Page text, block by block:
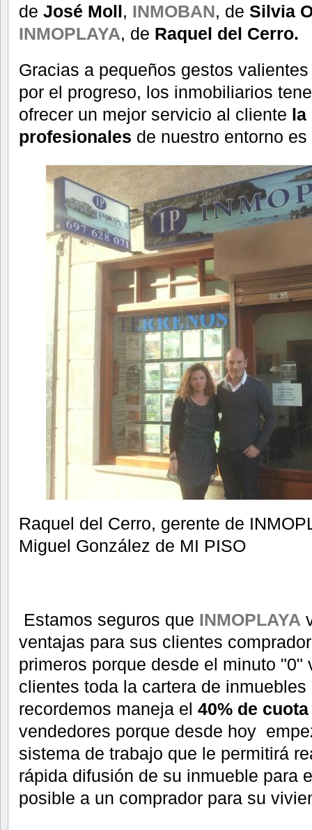
de José Moll, INMOBAN, de Silvia
INMOPLAYA, de Raquel del Cerro.
Gracias a pequeños gestos
por el progreso, los inmobiliarios
ofrecer un mejor servicio al cliente la
profesionales de nuestro entorno
Raquel del Cerro, gerente de
Miguel González de MI PISO
Estamos seguros que INMOPLAYA
ventajas para sus clientes
primeros porque desde el minuto "0"
clientes toda la cartera de
recordemos maneja el 40% de
vendedores porque desde hoy
sistema de trabajo que le permitirá
rápida difusión de su inmueble para
posible a un comprador para su